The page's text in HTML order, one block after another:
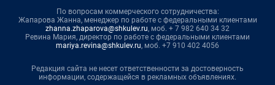
По вопросам коммерческого сотрудничества:
Жапарова Жанна, менеджер по работе с федеральными клиентами
zhanna.zhaparova@shkulev.ru, моб. + 7 982 640 34 32
Ревина Мария, директор по работе с федеральными клиентами
mariya.revina@shkulev.ru, моб. +7 910 402 4056
Редакция сайта не несет ответственности за достоверность
информации, содержащейся в рекламных объявлениях.